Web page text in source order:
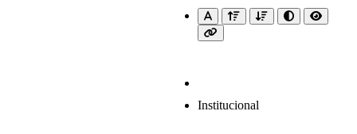
Institucional